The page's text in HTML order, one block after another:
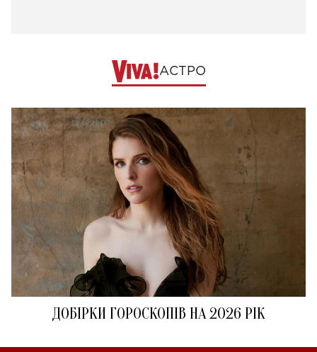
АСТРО
ДОБІРКИ ГОРОСКОПІВ НА 2026 РІК